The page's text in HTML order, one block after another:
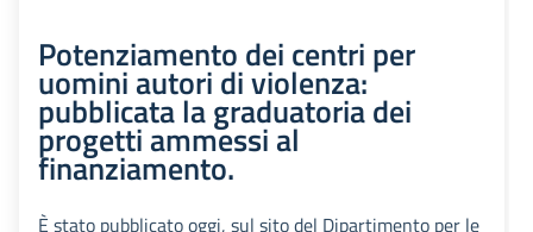
Potenziamento dei centri per
uomini autori di violenza:
pubblicata la graduatoria dei
progetti ammessi al
finanziamento.
È stato pubblicato oggi, sul sito del Dipartimento per le